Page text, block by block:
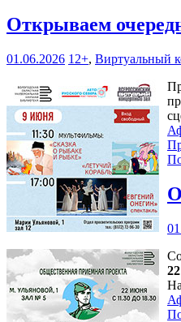
Открываем
01.06.2026 12+, Виртуальный